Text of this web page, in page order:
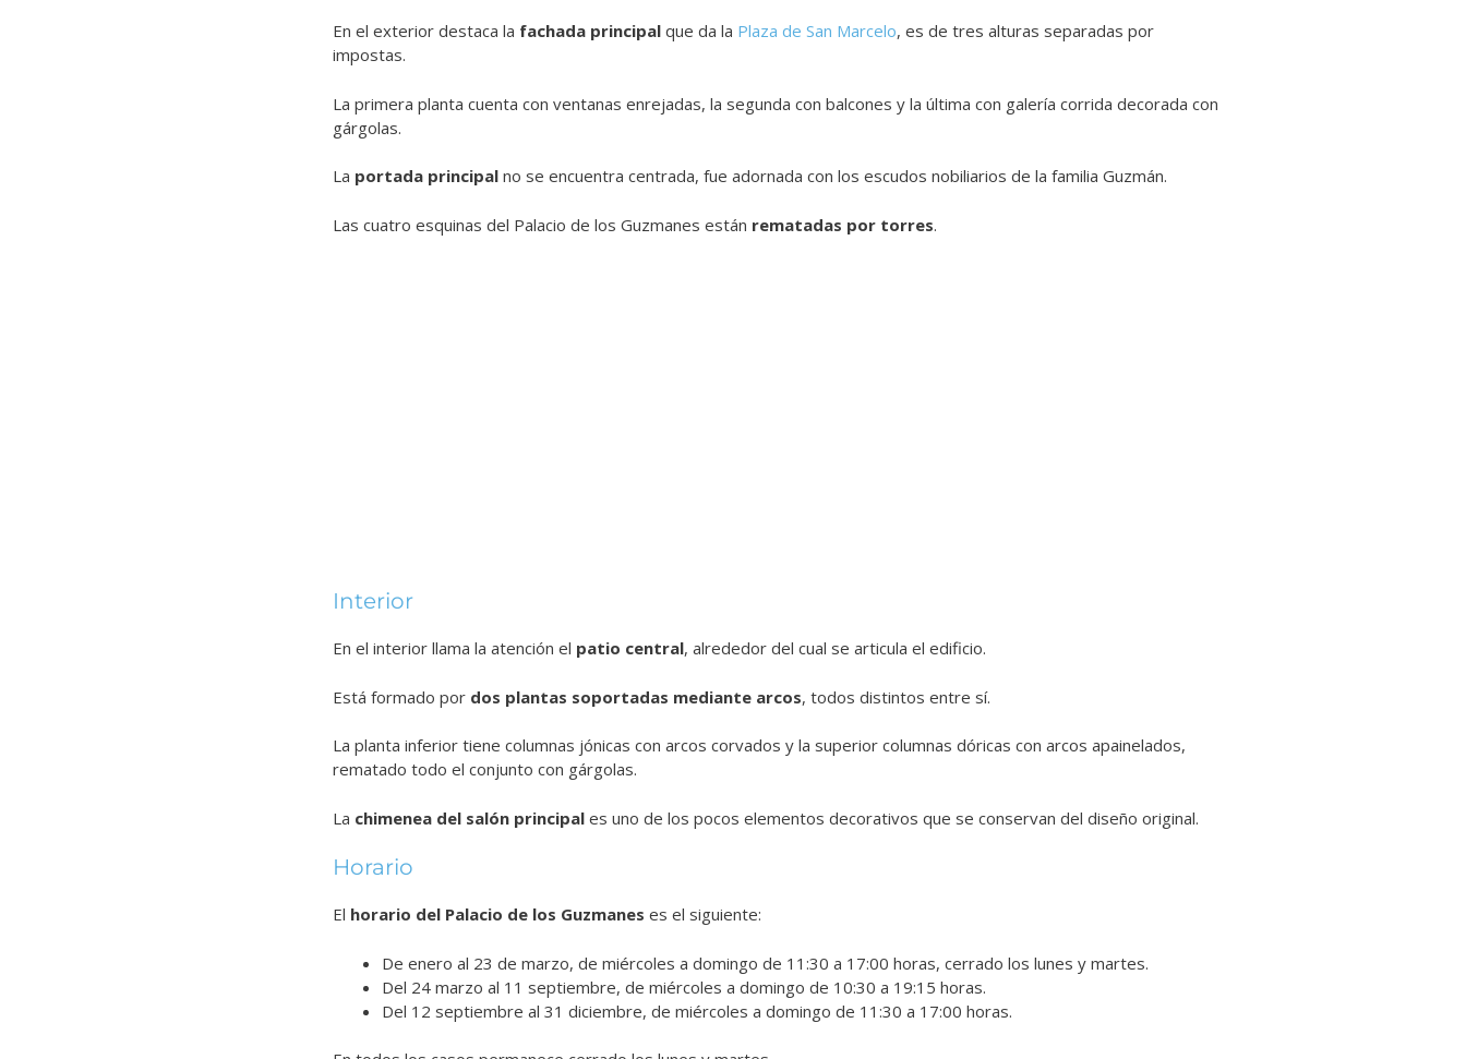
En el exterior destaca la fachada principal que da la Plaza de San Marcelo, es de tres alturas separadas por
impostas.
La primera planta cuenta con ventanas enrejadas, la segunda con balcones y la última con galería corrida decorada con
gárgolas.
La portada principal no se encuentra centrada, fue adornada con los escudos nobiliarios de la familia Guzmán.
Las cuatro esquinas del Palacio de los Guzmanes están rematadas por torres.
Interior
En el interior llama la atención el patio central, alrededor del cual se articula el edificio.
Está formado por dos plantas soportadas mediante arcos, todos distintos entre sí.
La planta inferior tiene columnas jónicas con arcos corvados y la superior columnas dóricas con arcos apainelados,
rematado todo el conjunto con gárgolas.
La chimenea del salón principal es uno de los pocos elementos decorativos que se conservan del diseño original.
Horario
El horario del Palacio de los Guzmanes es el siguiente:
De enero al 23 de marzo, de miércoles a domingo de 11:30 a 17:00 horas, cerrado los lunes y martes.
Del 24 marzo al 11 septiembre, de miércoles a domingo de 10:30 a 19:15 horas.
Del 12 septiembre al 31 diciembre, de miércoles a domingo de 11:30 a 17:00 horas.